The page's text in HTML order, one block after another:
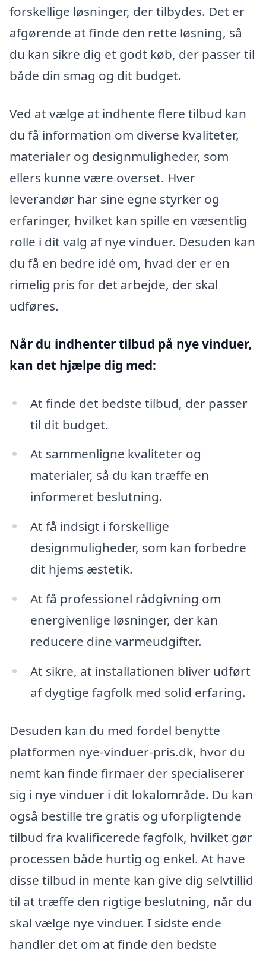
forskellige løsninger, der tilbydes. Det er
afgørende at finde den rette løsning, så
du kan sikre dig et godt køb, der passer til
både din smag og dit budget.
Ved at vælge at indhente flere tilbud kan
du få information om diverse kvaliteter,
materialer og designmuligheder, som
ellers kunne være overset. Hver
leverandør har sine egne styrker og
erfaringer, hvilket kan spille en væsentlig
rolle i dit valg af nye vinduer. Desuden kan
du få en bedre idé om, hvad der er en
rimelig pris for det arbejde, der skal
udføres.
Når du indhenter tilbud på nye vinduer,
kan det hjælpe dig med:
At finde det bedste tilbud, der passer
til dit budget.
At sammenligne kvaliteter og
materialer, så du kan træffe en
informeret beslutning.
At få indsigt i forskellige
designmuligheder, som kan forbedre
dit hjems æstetik.
At få professionel rådgivning om
energivenlige løsninger, der kan
reducere dine varmeudgifter.
At sikre, at installationen bliver udført
af dygtige fagfolk med solid erfaring.
Desuden kan du med fordel benytte
platformen nye-vinduer-pris.dk, hvor du
nemt kan finde firmaer der specialiserer
sig i nye vinduer i dit lokalområde. Du kan
også bestille tre gratis og uforpligtende
tilbud fra kvalificerede fagfolk, hvilket gør
processen både hurtig og enkel. At have
disse tilbud in mente kan give dig selvtillid
til at træffe den rigtige beslutning, når du
skal vælge nye vinduer. I sidste ende
handler det om at finde den bedste